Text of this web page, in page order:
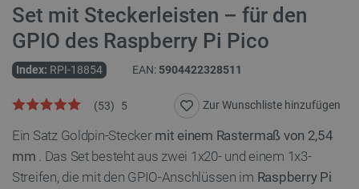
Set mit Steckerleisten – für den
GPIO des Raspberry Pi Pico
Index: RPI-18854 EAN: 5904422328511
5
(53) Zur Wunschliste hinzufügen
Ein Satz Goldpin-Stecker mit einem Rastermaß von 2,54
mm . Das Set besteht aus zwei 1x20- und einem 1x3-
Streifen, die mit den GPIO-Anschlüssen im Raspberry Pi